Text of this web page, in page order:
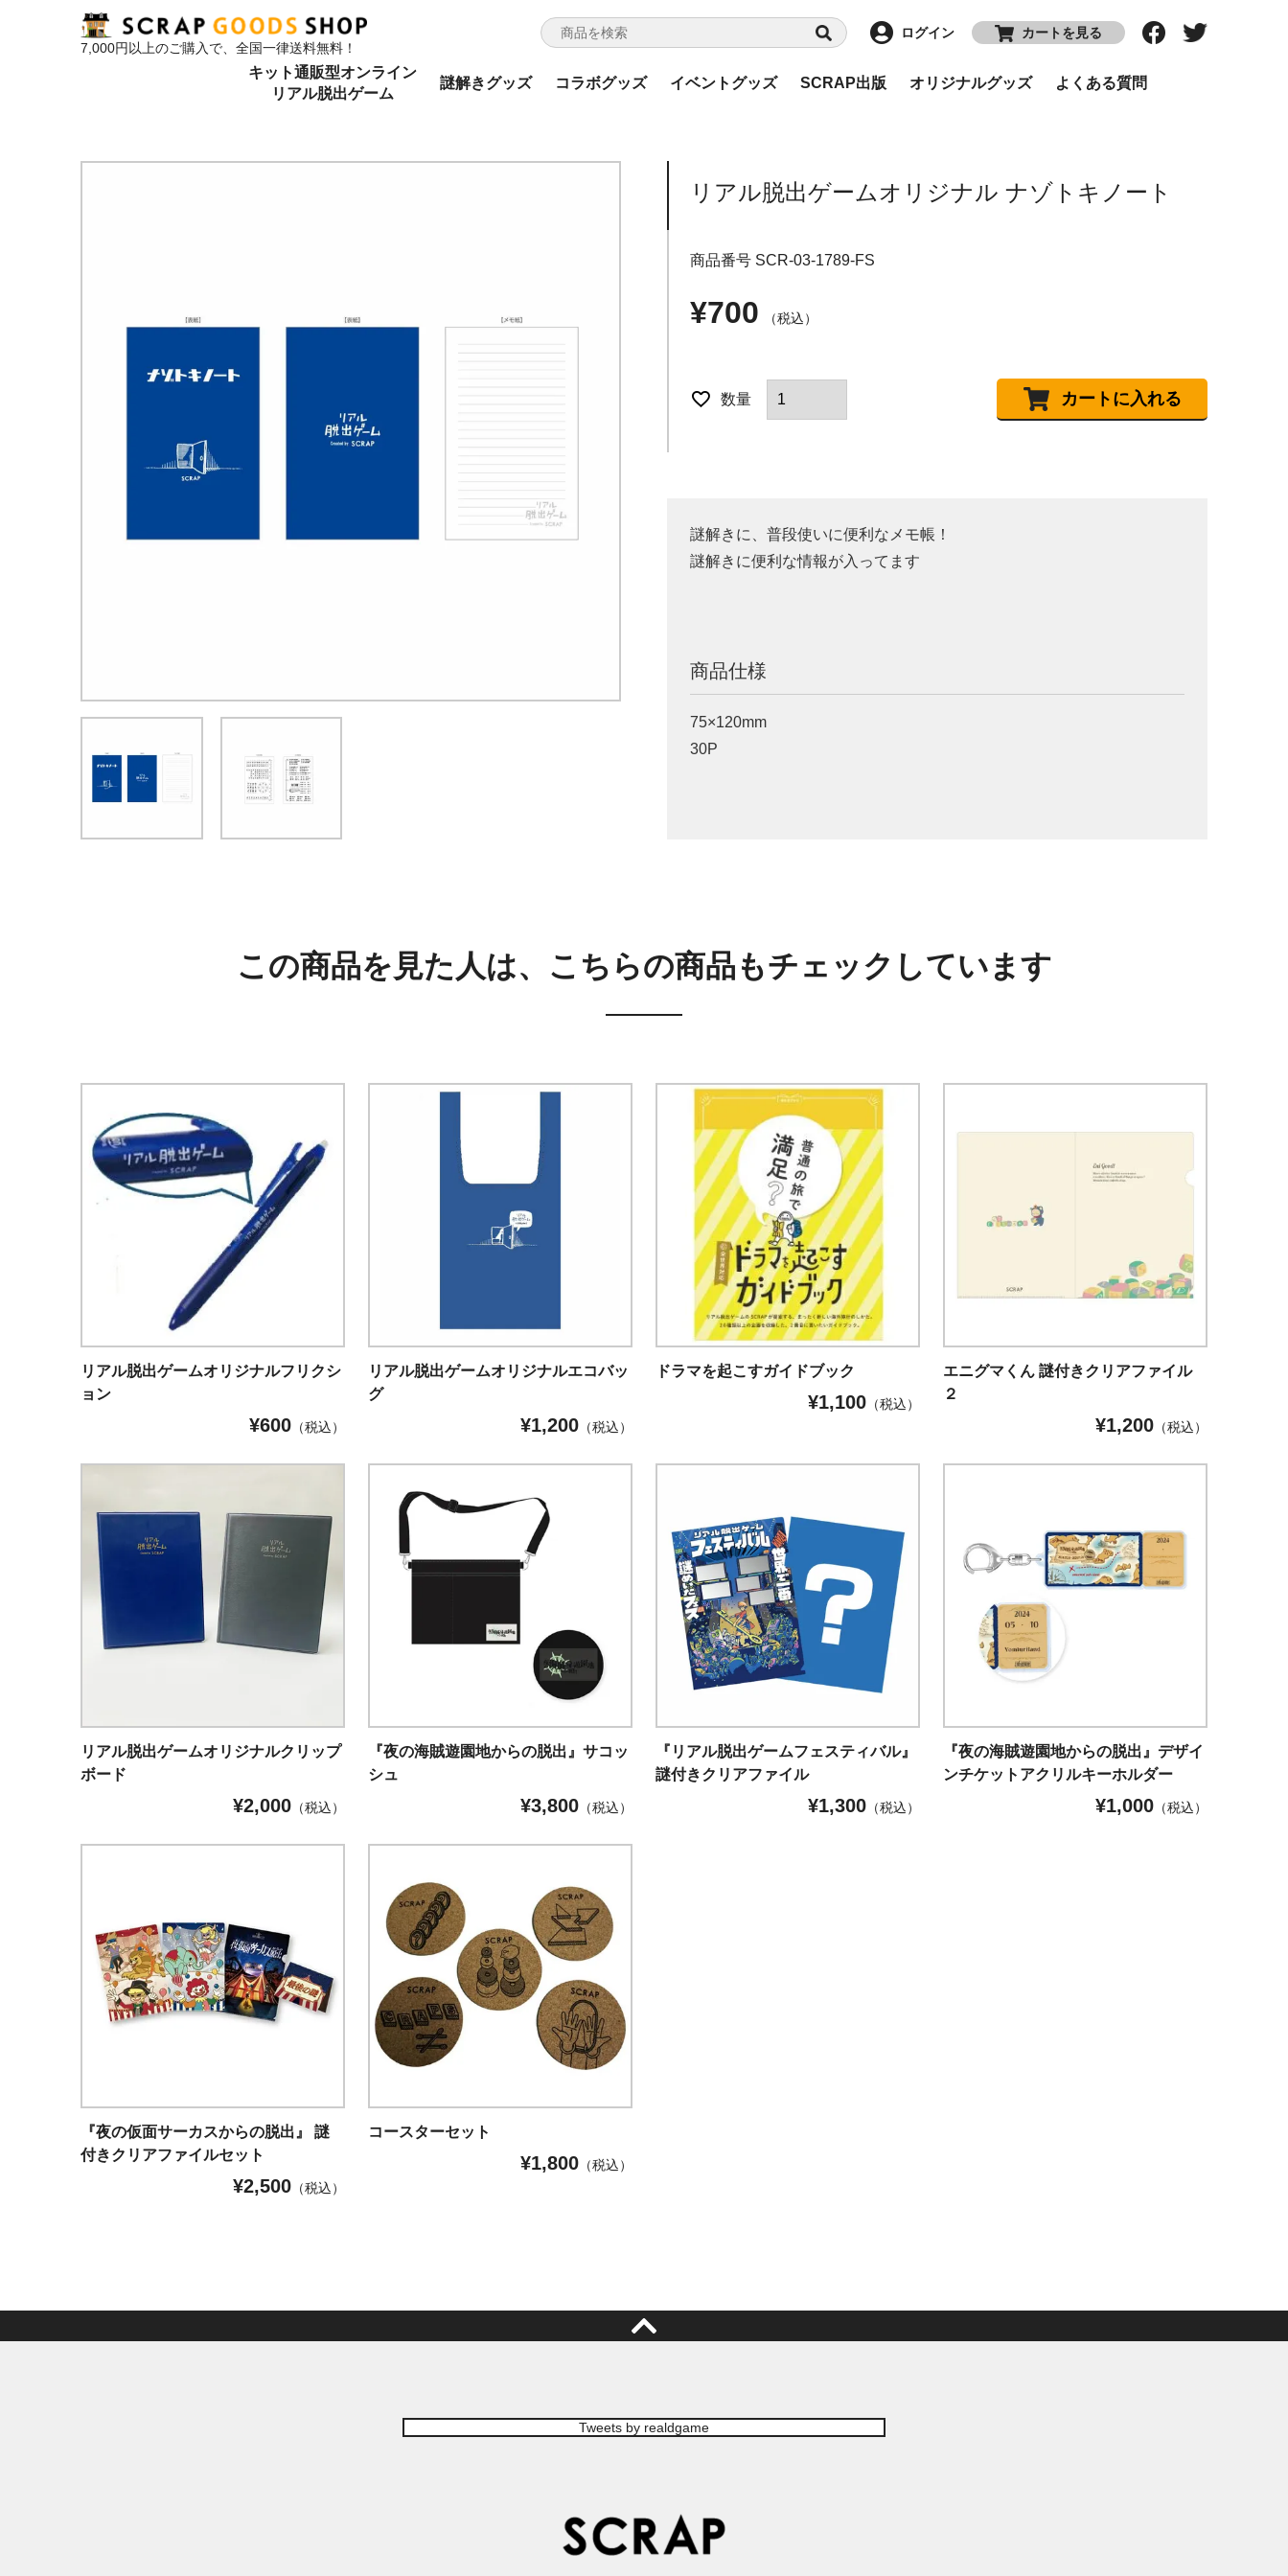
7,000円以上のご購入で、全国一律送料無料！
ログイン カートを見る
キット通販型オンライン
リアル脱出ゲーム
謎解きグッズ コラボグッズ イベントグッズ SCRAP出版 オリジナルグッズ よくある質問
リアル脱出ゲームオリジナル ナゾトキノート
商品番号 SCR-03-1789-FS
¥700 税込
カートに入れる
謎解きに、普段使いに便利なメモ帳！
謎解きに便利な情報が入ってます
商品仕様
75×120mm
30P
この商品を見た人は、こちらの商品もチェックしています
リアル脱出ゲームオリジナルフリクシ
ョン
¥600（税込）
リアル脱出ゲームオリジナルエコバッ
グ
¥1,200（税込）
ドラマを起こすガイドブック
¥1,100（税込）
エニグマくん 謎付きクリアファイル
２
¥1,200（税込）
リアル脱出ゲームオリジナルクリップ
ボード
¥2,000（税込）
『夜の海賊遊園地からの脱出』サコッ
シュ
¥3,800（税込）
『リアル脱出ゲームフェスティバル』
謎付きクリアファイル
¥1,300（税込）
『夜の海賊遊園地からの脱出』デザイ
ンチケットアクリルキーホルダー
¥1,000（税込）
『夜の仮面サーカスからの脱出』 謎
付きクリアファイルセット
¥2,500（税込）
コースターセット
¥1,800（税込）
Tweets by realdgame